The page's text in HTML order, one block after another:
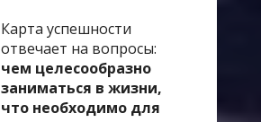
Карта успешности
отвечает на вопросы:
чем целесообразно
заниматься в жизни,
что необходимо для